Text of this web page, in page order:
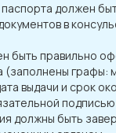
должен
в
быть правильно
графы:
выдачи и срок
должны быть